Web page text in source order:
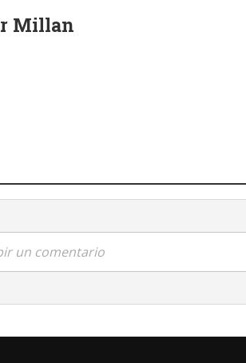
Millan
un comentario